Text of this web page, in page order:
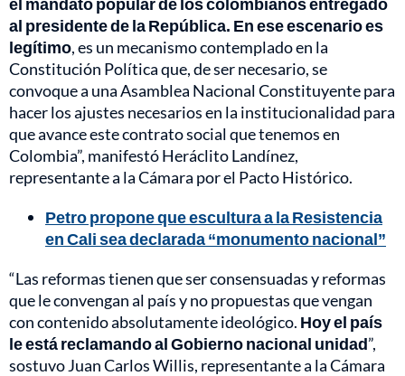
al presidente de la República. En ese escenario es
legítimo, es un mecanismo contemplado en la
Constitución Política que, de ser necesario, se
convoque a una Asamblea Nacional Constituyente para
hacer los ajustes necesarios en la institucionalidad para
que avance este contrato social que tenemos en
Colombia”, manifestó Heráclito Landínez,
representante a la Cámara por el Pacto Histórico.
Petro propone que escultura a la Resistencia
en Cali sea declarada “monumento nacional”
“Las reformas tienen que ser consensuadas y reformas
que le convengan al país y no propuestas que vengan
con contenido absolutamente ideológico. Hoy el país
le está reclamando al Gobierno nacional unidad”,
sostuvo Juan Carlos Willis, representante a la Cámara